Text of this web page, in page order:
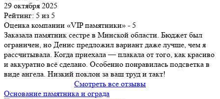
29 октября 2025
Рейтинг: 5 из 5
Оценка компании «VIP памятники» - 5
Заказала памятник сестре в Минской области. Бюджет был
ограничен, но Денис предложил вариант даже лучше, чем я
рассчитывала. Когда приехала — плакала от того, как красиво
и аккуратно всё сделано. Особенно понравилась подсветка в
виде ангела. Низкий поклон за ваш труд и такт!
Смотреть все отзывы
Основание памятника и ограда